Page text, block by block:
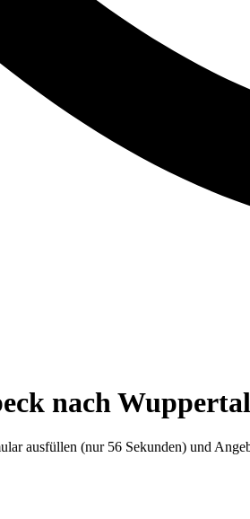
nach
ausfüllen (nur 56 Sekunden) und